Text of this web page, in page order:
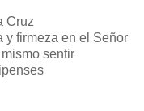
Cruz
y firmeza en el Señor
sentir